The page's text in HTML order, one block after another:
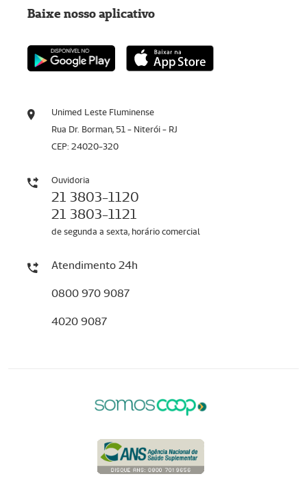
Unimed Leste Fluminense
Rua Dr. Borman, 51 - Niterói - RJ
CEP: 24020-320
Ouvidoria
21 3803-1120
21 3803-1121
de segunda a sexta, horário comercial
Atendimento 24h
0800 970 9087
4020 9087
Baixe nosso aplicativo